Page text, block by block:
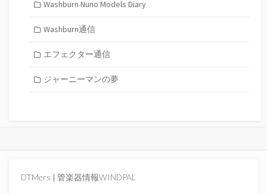
Washburn Nuno Models Diary
Washburn通信
エフェクター通信
ジャーニーマンの夢
DTMers | 管楽器情報WINDPAL